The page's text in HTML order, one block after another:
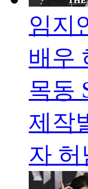
임지
배우
목동
제작
자 허